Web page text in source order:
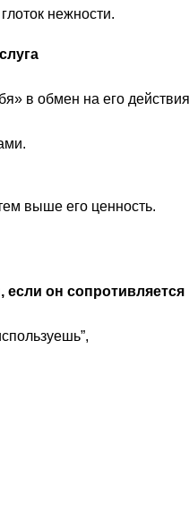
нежности.
в обмен на его
выше его ценность.
он сопротивляется